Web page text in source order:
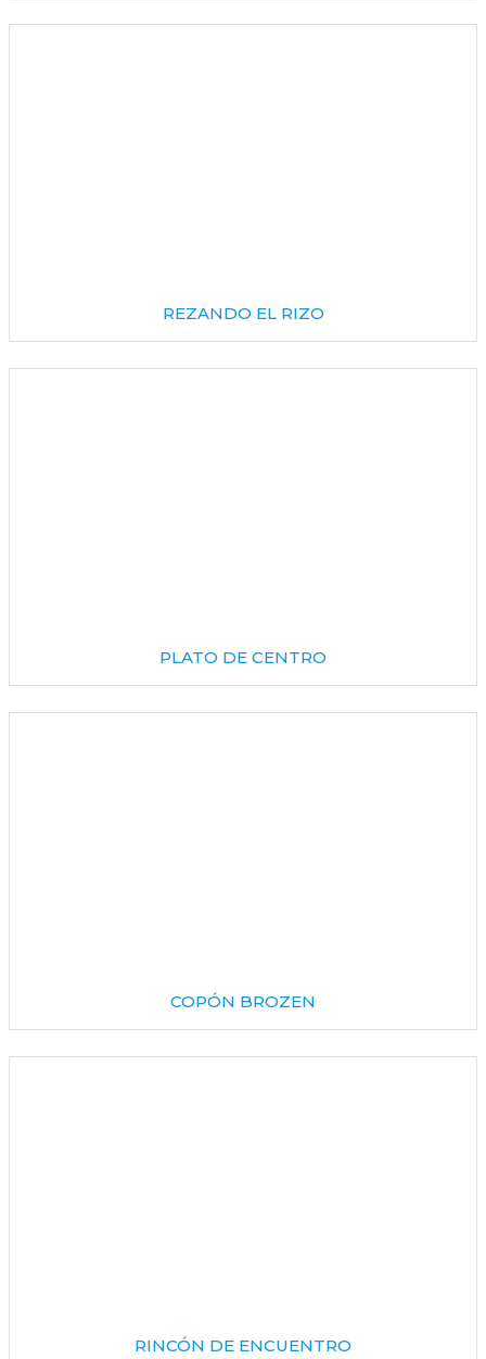
REZANDO EL RIZO
PLATO DE CENTRO
COPÓN BROZEN
RINCÓN DE ENCUENTRO